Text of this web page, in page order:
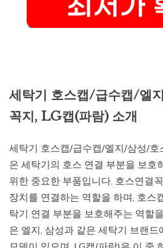
세탁기 호스캡/급수캡/엘
꼭지, LG캡(파람) 소개
세탁기 호스캡/급수캡/엘지/삼성/호
은 세탁기의 호스 연결 부분을 보호
위한 중요한 부품입니다. 호스연결
장치를 연결하는 역할을 하며, 호스
탁기 연결 부분을 보호해주는 역할
은 엘지, 삼성과 같은 세탁기 브랜